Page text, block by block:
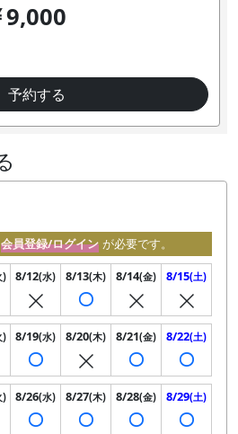
9,000
予約する
会員登録/ログイン が必要です。
) 8/12(水) 8/13(木) 8/14(金) 8/15(土)
) 8/19(水) 8/20(木) 8/21(金) 8/22(土)
) 8/26(水) 8/27(木) 8/28(金) 8/29(土)